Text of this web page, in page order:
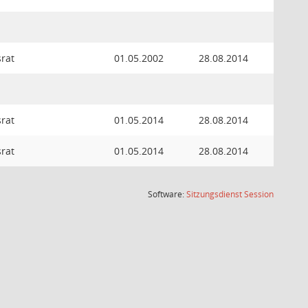
01.05.2002 28.08.2014
01.05.2014 28.08.2014
01.05.2014 28.08.2014
Software:SitzungsdienstSession(Wird in